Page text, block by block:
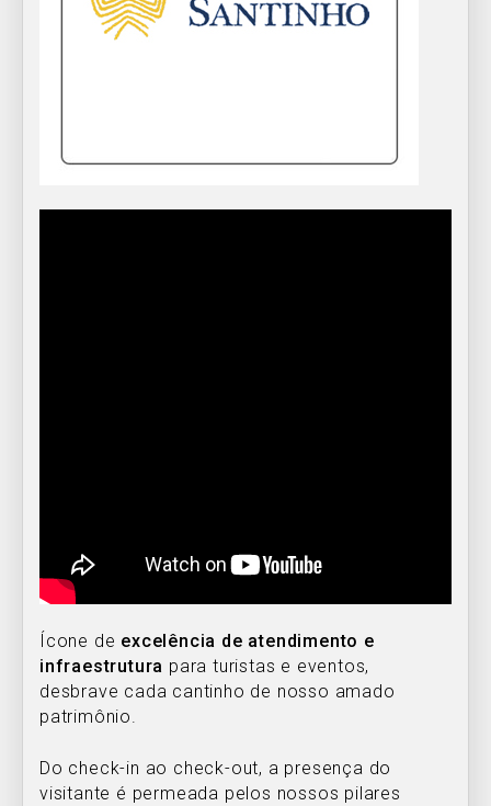
Ícone de excelência de atendimento e
infraestrutura para turistas e eventos,
desbrave cada cantinho de nosso amado
patrimônio.
Do check-in ao check-out, a presença do
visitante é permeada pelos nossos pilares